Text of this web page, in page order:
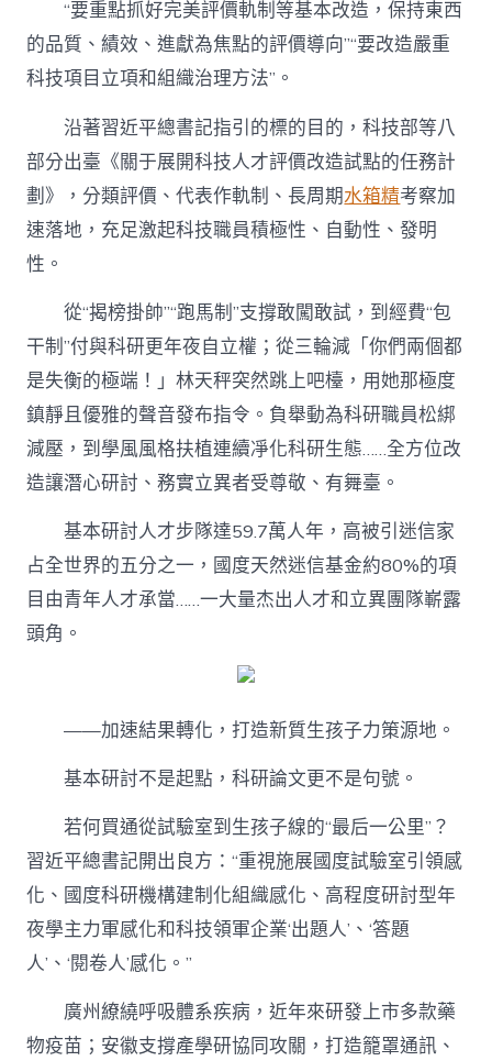
“要重點抓好完美評價軌制等基本改造，保持東西
的品質、績效、進獻為焦點的評價導向”“要改造嚴重
科技項目立項和組織治理方法”。
沿著習近平總書記指引的標的目的，科技部等八
部分出臺《關于展開科技人才評價改造試點的任務計
劃》，分類評價、代表作軌制、長周期水箱精考察加
速落地，充足激起科技職員積極性、自動性、發明
性。
從“揭榜掛帥”“跑馬制”支撐敢闖敢試，到經費“包
干制”付與科研更年夜自立權；從三輪減「你們兩個都
是失衡的極端！」林天秤突然跳上吧檯，用她那極度
鎮靜且優雅的聲音發布指令。負舉動為科研職員松綁
減壓，到學風風格扶植連續凈化科研生態……全方位改
造讓潛心研討、務實立異者受尊敬、有舞臺。
基本研討人才步隊達59.7萬人年，高被引迷信家
占全世界的五分之一，國度天然迷信基金約80%的項
目由青年人才承當……一大量杰出人才和立異團隊嶄露
頭角。
——加速結果轉化，打造新質生孩子力策源地。
基本研討不是起點，科研論文更不是句號。
若何買通從試驗室到生孩子線的“最后一公里”？
習近平總書記開出良方：“重視施展國度試驗室引領感
化、國度科研機構建制化組織感化、高程度研討型年
夜學主力軍感化和科技領軍企業‘出題人’、‘答題
人’、‘閱卷人’感化。”
廣州繚繞呼吸體系疾病，近年來研發上市多款藥
物疫苗；安徽支撐產學研協同攻關，打造籠罩通訊、